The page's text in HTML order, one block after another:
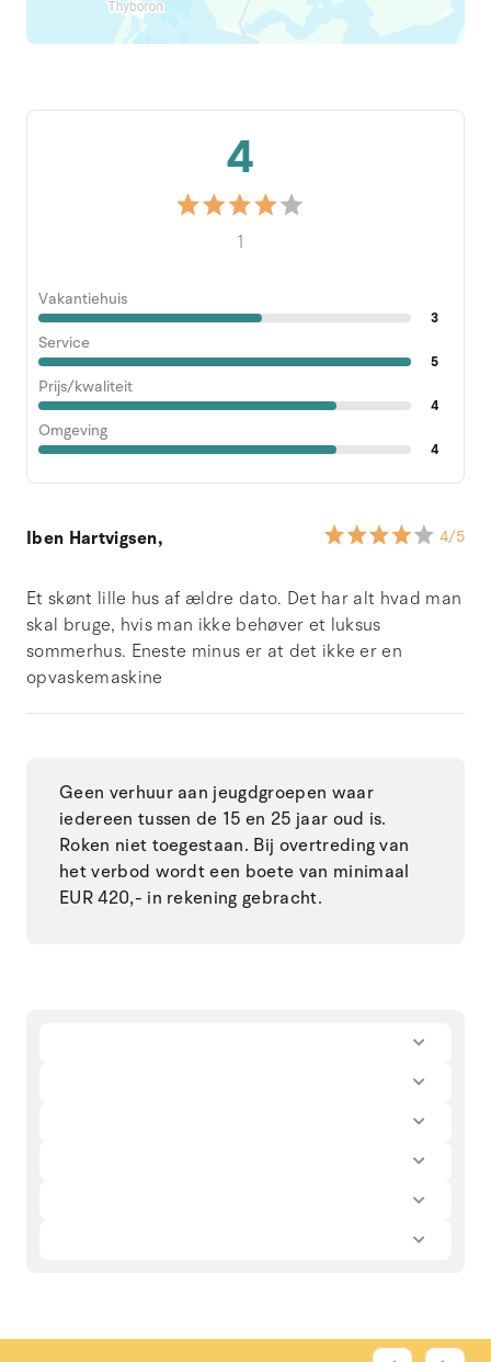
4
1
Vakantiehuis
3
Service
5
Prijs/kwaliteit
4
Omgeving
4
Iben Hartvigsen, 4/5
Et skønt lille hus af ældre dato. Det har alt hvad man
skal bruge, hvis man ikke behøver et luksus
sommerhus. Eneste minus er at det ikke er en
opvaskemaskine
Geen verhuur aan jeugdgroepen waar
iedereen tussen de 15 en 25 jaar oud is.
Roken niet toegestaan. Bij overtreding van
het verbod wordt een boete van minimaal
EUR 420,- in rekening gebracht.